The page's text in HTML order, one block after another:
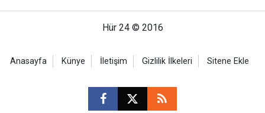
Hür 24 © 2016
Anasayfa Künye İletişim Gizlilik İlkeleri Sitene Ekle